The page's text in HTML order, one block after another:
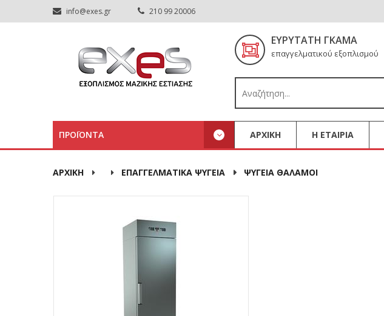
info@exes.gr 210 99 20006
ΕΥΡΎΤΑΤΗ ΓΚΆΜΑ
επαγγελματικού εξοπλισμού
ΠΡΟΪΟΝΤΑ ΑΡΧΙΚΗ Η ΕΤΑΙΡΙΑ
ΑΡΧΙΚΉ ΕΠΑΓΓΕΛΜΑΤΙΚΑ ΨΥΓΕΙΑ ΨΥΓΕΙΑ ΘΑΛΑΜΟΙ